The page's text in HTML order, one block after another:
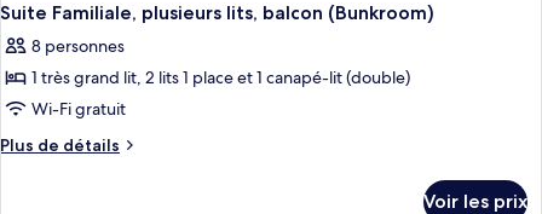
Suite Familiale, plusieurs lits, balcon (Bunkroom)
8 personnes
1 très grand lit, 2 lits 1 place et 1 canapé-lit (double)
Wi-Fi gratuit
Plus de détails
Plus
Voir les prix